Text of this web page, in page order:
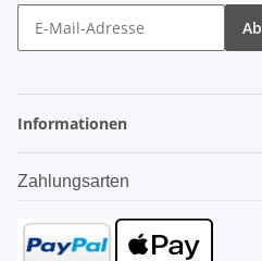
Informationen
Zahlungsarten